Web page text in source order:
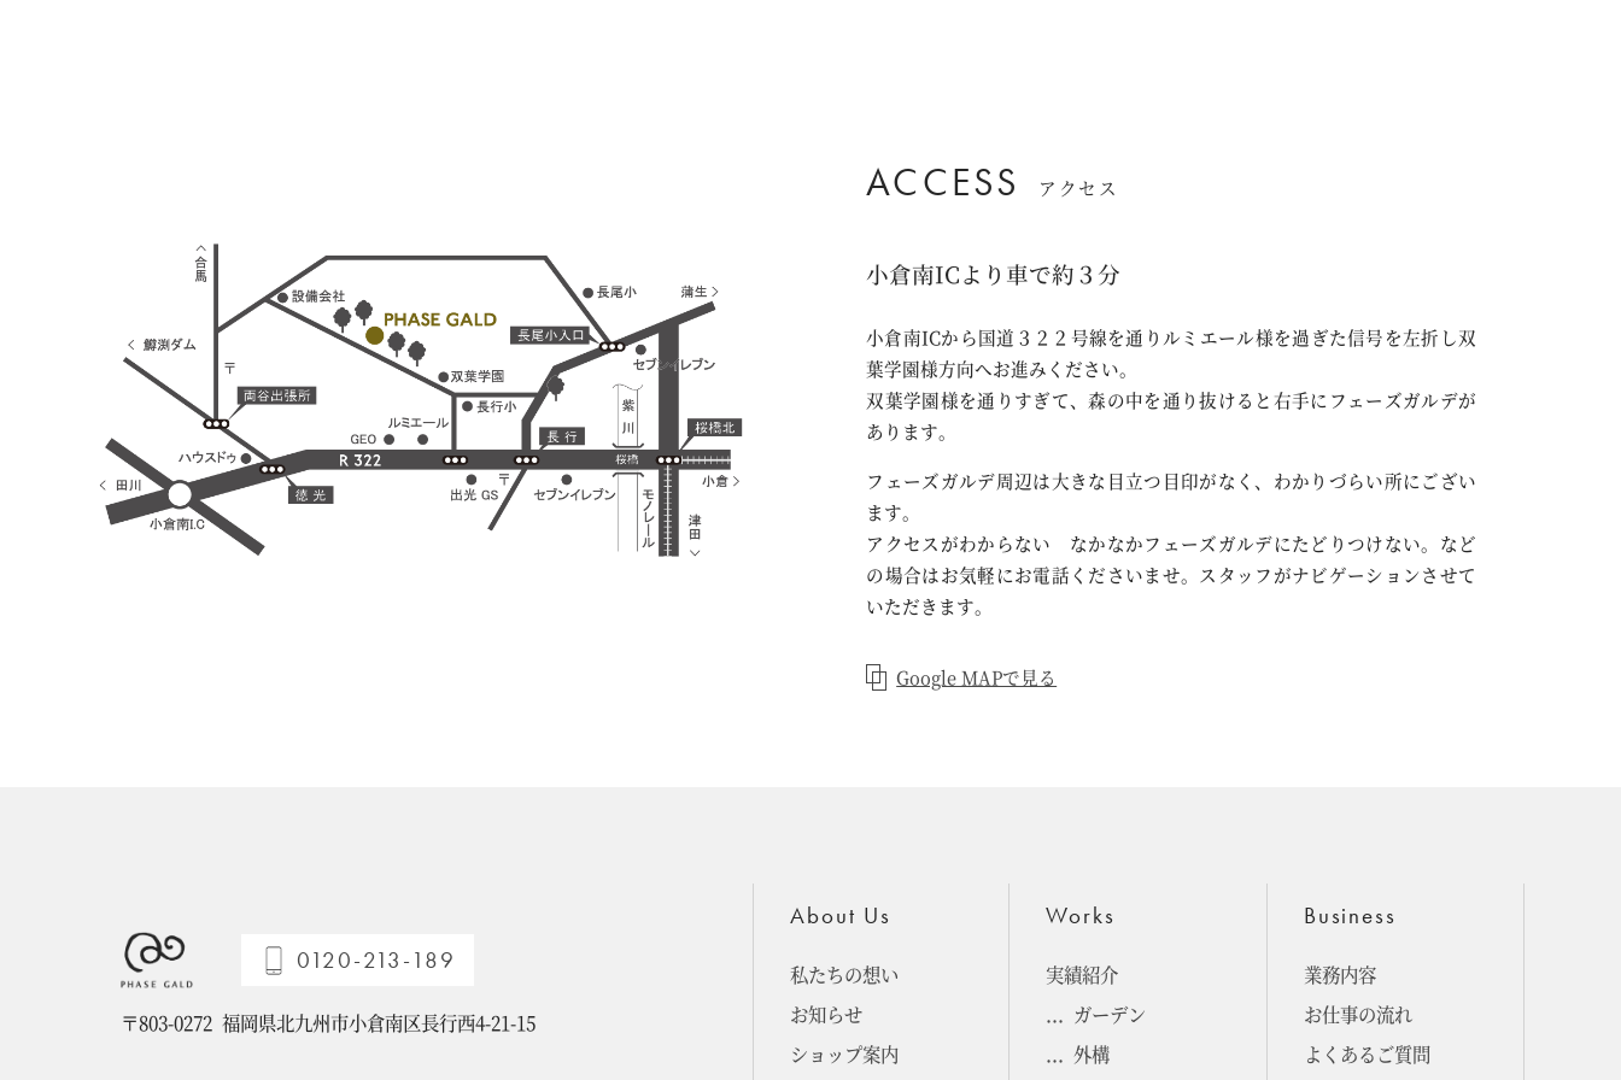
ACCESS アクセス
小倉南ICより車で約３分
小倉南ICから国道３２２号線を通りルミエール様を過ぎた信号を左折し双
葉学園様方向へお進みください。
双葉学園様を通りすぎて、森の中を通り抜けると右手にフェーズガルデが
あります。
フェーズガルデ周辺は大きな目立つ目印がなく、わかりづらい所にござい
ます。
アクセスがわからない なかなかフェーズガルデにたどりつけない。など
の場合はお気軽にお電話くださいませ。スタッフがナビゲーションさせて
いただきます。
Google MAPで見る
0120-213-189
〒803-0272 福岡県北九州市小倉南区長行西4-21-15
About Us
私たちの想い
お知らせ
ショップ案内
Works
実績紹介
ガーデン
外構
Business
業務内容
お仕事の流れ
よくあるご質問